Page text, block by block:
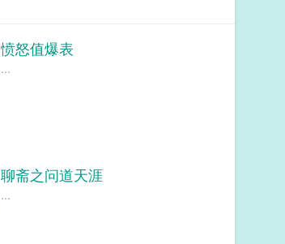
愤怒值爆表
...
聊斋之问道天涯
...